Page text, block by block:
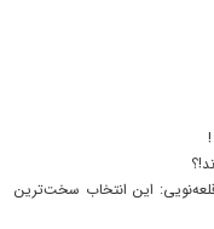
این انتخاب سخت‌ترین